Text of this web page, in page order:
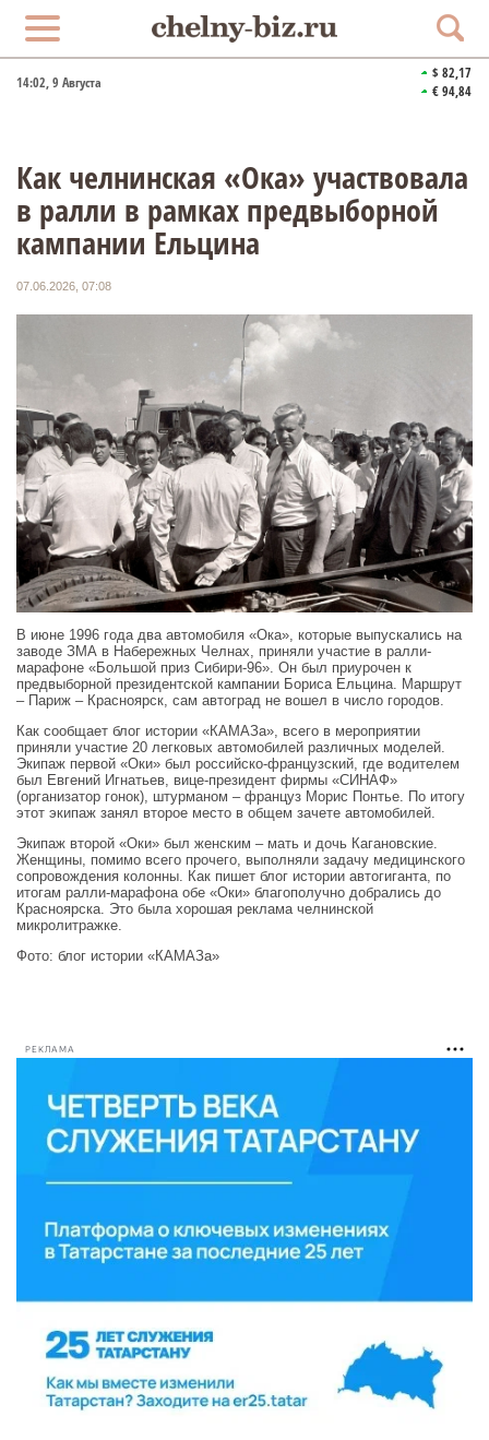
14:02, 9 Августа
$ 82,17
€ 94,84
Как челнинская «Ока» участвовала
в ралли в рамках предвыборной
кампании Ельцина
07.06.2026, 07:08
В июне 1996 года два автомобиля «Ока», которые выпускались на
заводе ЗМА в Набережных Челнах, приняли участие в ралли-
марафоне «Большой приз Сибири-96». Он был приурочен к
предвыборной президентской кампании Бориса Ельцина. Маршрут
– Париж – Красноярск, сам автоград не вошел в число городов.
Как сообщает блог истории «КАМАЗа», всего в мероприятии
приняли участие 20 легковых автомобилей различных моделей.
Экипаж первой «Оки» был российско-французский, где водителем
был Евгений Игнатьев, вице-президент фирмы «СИНАФ»
(организатор гонок), штурманом – француз Морис Понтье. По итогу
этот экипаж занял второе место в общем зачете автомобилей.
Экипаж второй «Оки» был женским – мать и дочь Кагановские.
Женщины, помимо всего прочего, выполняли задачу медицинского
сопровождения колонны. Как пишет блог истории автогиганта, по
итогам ралли-марафона обе «Оки» благополучно добрались до
Красноярска. Это была хорошая реклама челнинской
микролитражке.
Фото: блог истории «КАМАЗа»
РЕКЛАМА